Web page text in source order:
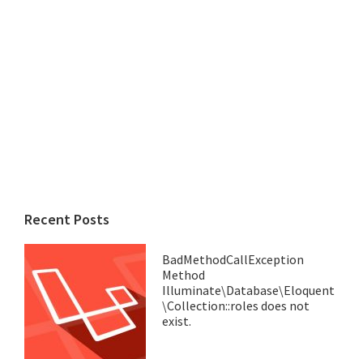
Recent Posts
BadMethodCallException
Method
Illuminate\Database\Eloquent
\Collection::roles does not
exist.